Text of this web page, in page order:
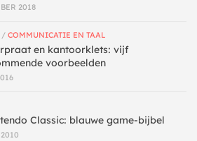
2018
/ COMMUNICATIE EN TAAL
en kantoorklets: vijf
voorbeelden
Classic: blauwe game-bijbel